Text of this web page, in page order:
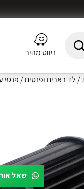
ניווט מהיר
/ לד בארים ופנסים/ פנסי
כחול אדום
שאל
Fitment חוות דעת (0)